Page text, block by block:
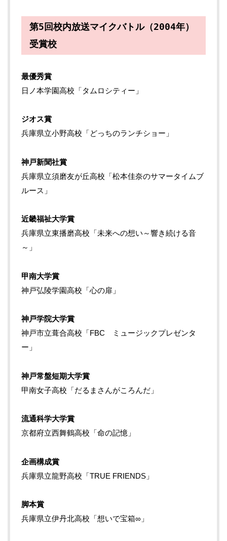
第5回校内放送マイクバトル（2004年）
受賞校
最優秀賞
日ノ本学園高校「タムロシティー」
ジオス賞
兵庫県立小野高校「どっちのランチショー」
神戸新聞社賞
兵庫県立須磨友が丘高校「松本佳奈のサマータイムブ
ルース」
近畿福祉大学賞
兵庫県立東播磨高校「未来への想い～響き続ける音
～」
甲南大学賞
神戸弘陵学園高校「心の扉」
神戸学院大学賞
神戸市立葺合高校「FBC ミュージックプレゼンタ
ー」
神戸常盤短期大学賞
甲南女子高校「だるまさんがころんだ」
流通科学大学賞
京都府立西舞鶴高校「命の記憶」
企画構成賞
兵庫県立龍野高校「TRUE FRIENDS」
脚本賞
兵庫県立伊丹北高校「想いで宝箱∞」